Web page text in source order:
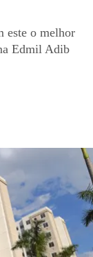
este o melhor
Edmil Adib